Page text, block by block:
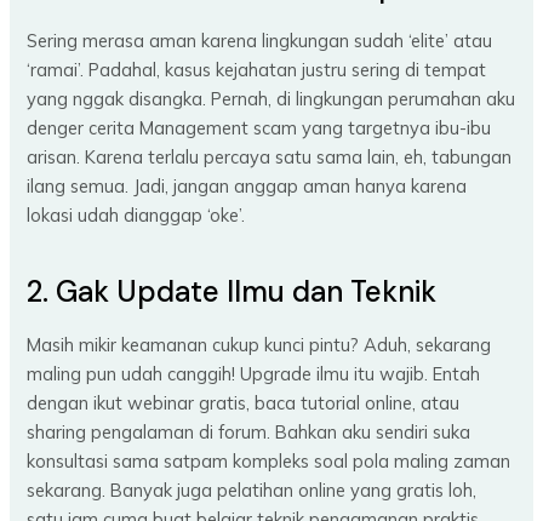
Sering merasa aman karena lingkungan sudah ‘elite’ atau
‘ramai’. Padahal, kasus kejahatan justru sering di tempat
yang nggak disangka. Pernah, di lingkungan perumahan aku
denger cerita Management scam yang targetnya ibu-ibu
arisan. Karena terlalu percaya satu sama lain, eh, tabungan
ilang semua. Jadi, jangan anggap aman hanya karena
lokasi udah dianggap ‘oke’.
2. Gak Update Ilmu dan Teknik
Masih mikir keamanan cukup kunci pintu? Aduh, sekarang
maling pun udah canggih! Upgrade ilmu itu wajib. Entah
dengan ikut webinar gratis, baca tutorial online, atau
sharing pengalaman di forum. Bahkan aku sendiri suka
konsultasi sama satpam kompleks soal pola maling zaman
sekarang. Banyak juga pelatihan online yang gratis loh,